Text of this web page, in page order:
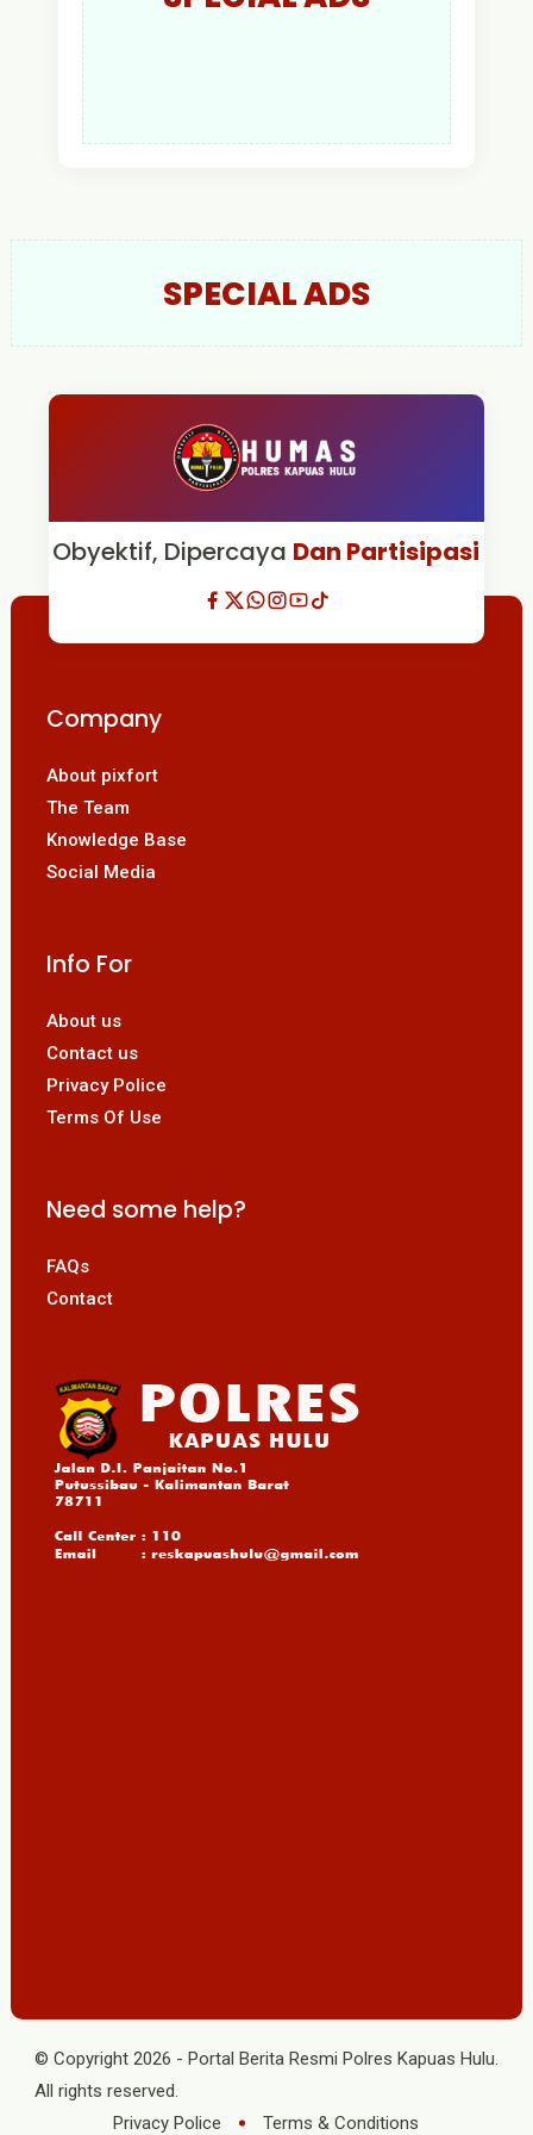
SPECIAL ADS
Obyektif, Dipercaya Dan Partisipasi
Company
About pixfort
The Team
Knowledge Base
Social Media
Info For
About us
Contact us
Privacy Police
Terms Of Use
Need some help?
FAQs
Contact
© Copyright 2026 - Portal Berita Resmi Polres Kapuas Hulu.
All rights reserved.
Privacy Police
Terms & Conditions